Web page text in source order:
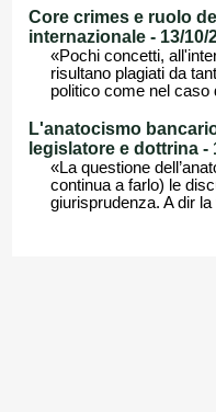
Core crimes e ruolo
internazionale - 13/10/
«Pochi concetti,
risultano plagiati da
politico come nel caso
L'anatocismo
legislatore e dottrina -
«La questione
continua a farlo) le
giurisprudenza. A dir